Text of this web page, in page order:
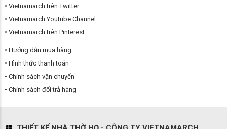
Vietnamarch trên Twitter
Vietnamarch Youtube Channel
Vietnamarch trên Pinterest
Hướng dẫn mua hàng
Hình thức thanh toán
Chính sách vận chuyển
Chính sách đổi trả hàng